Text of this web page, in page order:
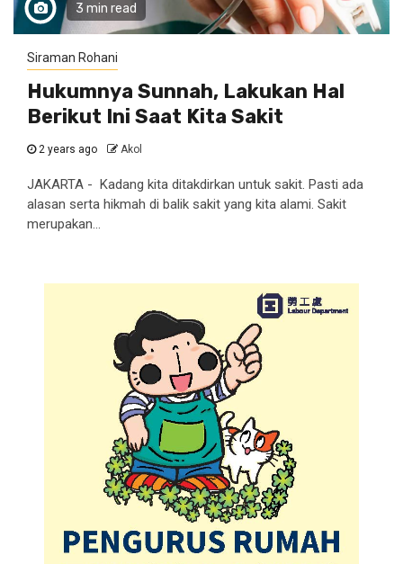
3 min read
Siraman Rohani
Hukumnya Sunnah, Lakukan Hal
Berikut Ini Saat Kita Sakit
2 years ago Akol
JAKARTA - Kadang kita ditakdirkan untuk sakit. Pasti ada
alasan serta hikmah di balik sakit yang kita alami. Sakit
merupakan...